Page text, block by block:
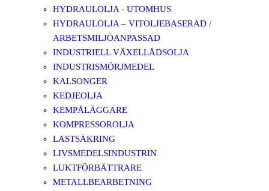
HYDRAULOLJA - UTOMHUS
HYDRAULOLJA – VITOLJEBASERAD /
ARBETSMILJÖANPASSAD
INDUSTRIELL VÄXELLÅDSOLJA
INDUSTRISMÖRJMEDEL
KALSONGER
KEDJEOLJA
KEMPÅLÄGGARE
KOMPRESSOROLJA
LASTSÄKRING
LIVSMEDELSINDUSTRIN
LUKTFÖRBÄTTRARE
METALLBEARBETNING